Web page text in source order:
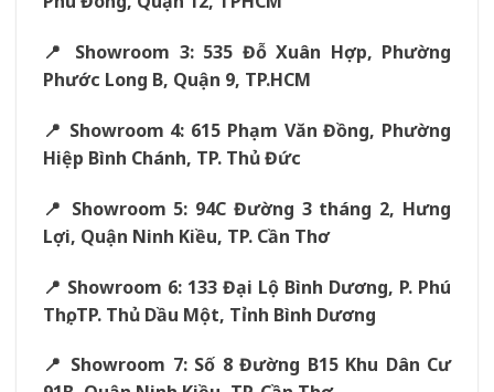
📍 Showroom 3: 535 Đỗ Xuân Hợp, Phường
Phước Long B, Quận 9, TP.HCM
📍 Showroom 4: 615 Phạm Văn Đồng, Phường
Hiệp Bình Chánh, TP. Thủ Đức
📍 Showroom 5: 94C Đường 3 tháng 2, Hưng
Lợi, Quận Ninh Kiều, TP. Cần Thơ
📍 Showroom 6: 133 Đại Lộ Bình Dương, P. Phú
Thọ, TP. Thủ Dầu Một, Tỉnh Bình Dương
📍 Showroom 7: Số 8 Đường B15 Khu Dân Cư